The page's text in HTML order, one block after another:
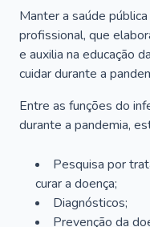
Manter a saúde
profissional, que
e auxilia na educação
cuidar durante a
Entre as funções do
durante a pandemia,
Pesquisa por
curar a doença;
Diagnósticos;
Prevenção da